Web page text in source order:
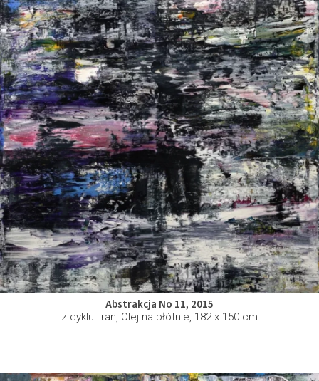
Abstrakcja No 11, 2015
z cyklu: Iran, Olej na płótnie, 182 x 150 cm